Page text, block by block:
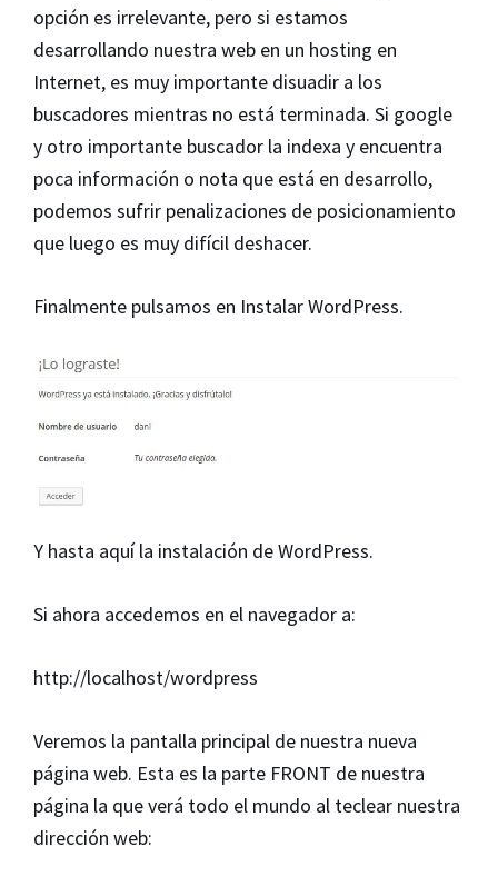
opción es irrelevante, pero si estamos
desarrollando nuestra web en un hosting en
Internet, es muy importante disuadir a los
buscadores mientras no está terminada. Si google
y otro importante buscador la indexa y encuentra
poca información o nota que está en desarrollo,
podemos sufrir penalizaciones de posicionamiento
que luego es muy difícil deshacer.
Finalmente pulsamos en Instalar WordPress.
Y hasta aquí la instalación de WordPress.
Si ahora accedemos en el navegador a:
http://localhost/wordpress
Veremos la pantalla principal de nuestra nueva
página web. Esta es la parte FRONT de nuestra
página la que verá todo el mundo al teclear nuestra
dirección web: